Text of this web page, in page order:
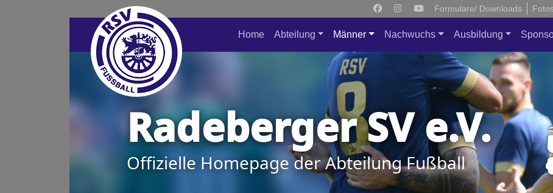
Formulare/ Downloads
Home Abteilung Männer Nachwuchs Ausbildung
Radeberger SV e.V.
Offizielle Homepage der Abteilung Fußball